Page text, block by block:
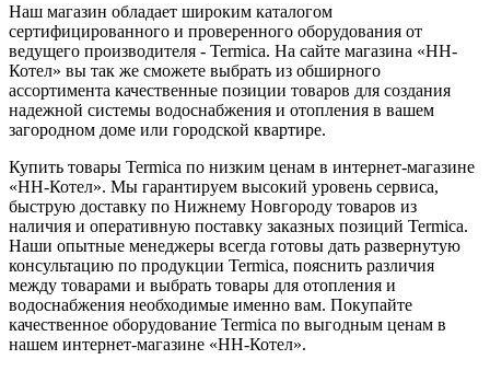
Наш магазин обладает широким каталогом
сертифицированного и проверенного оборудования от
ведущего производителя - Termica. На сайте магазина «НН-
Котел» вы так же сможете выбрать из обширного
ассортимента качественные позиции товаров для создания
надежной системы водоснабжения и отопления в вашем
загородном доме или городской квартире.
Купить товары Termica по низким ценам в интернет-магазине
«НН-Котел». Мы гарантируем высокий уровень сервиса,
быструю доставку по Нижнему Новгороду товаров из
наличия и оперативную поставку заказных позиций Termica.
Наши опытные менеджеры всегда готовы дать развернутую
консультацию по продукции Termica, пояснить различия
между товарами и выбрать товары для отопления и
водоснабжения необходимые именно вам. Покупайте
качественное оборудование Termica по выгодным ценам в
нашем интернет-магазине «НН-Котел».